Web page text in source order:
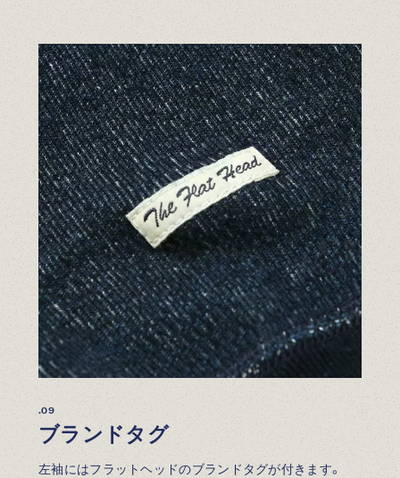
.09
ブランドタグ
左袖にはフラットヘッドのブランドタグが付きます。